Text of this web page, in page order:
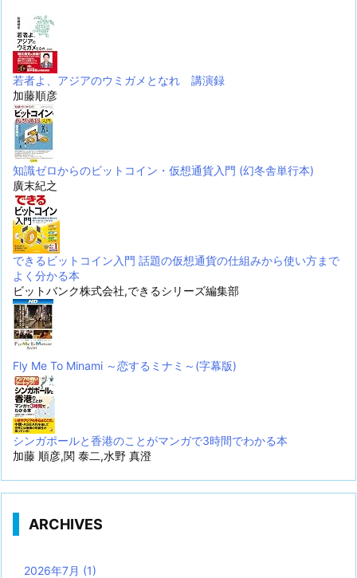
若者よ、アジアのウミガメとなれ 講演録
加藤順彦
知識ゼロからのビットコイン・仮想通貨入門 (幻冬舎単行本)
廣末紀之
できるビットコイン入門 話題の仮想通貨の仕組みから使い方まで
よく分かる本
ビットバンク株式会社,できるシリーズ編集部
Fly Me To Minami ～恋するミナミ～(字幕版)
シンガポールと香港のことがマンガで3時間でわかる本
加藤 順彦,関 泰二,水野 真澄
ARCHIVES
2026年7月 (1)